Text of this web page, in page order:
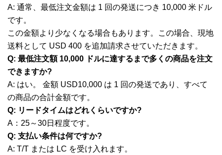
A: 通常、最低注文金額は 1 回の発送につき 10,000 米ドル
です。
この金額より少なくなる場合もあります。この場合、現地
送料として USD 400 を追加請求させていただきます。
Q: 最低注文額 10,000 ドルに達するまで多くの商品を注文
できますか?
A: はい。 金額 USD10,000 は 1 回の発送であり、すべて
の商品の合計金額です。
Q: リードタイムはどれくらいですか?
A：25～30日程度です。
Q: 支払い条件は何ですか?
A: T/T または LC を受け入れます。